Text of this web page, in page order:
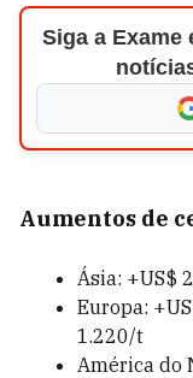
Siga a
Aumentos de
Ásia: +US$
Europa:
1.220/t
América do